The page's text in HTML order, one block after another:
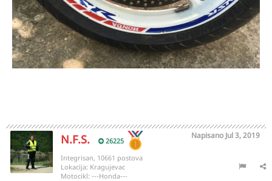
N.F.S. 26225
Napisano Jul 3, 2019
Integrisan, 10661 postova
Lokacija: Kragujevac
Motocikl: ---Honda---